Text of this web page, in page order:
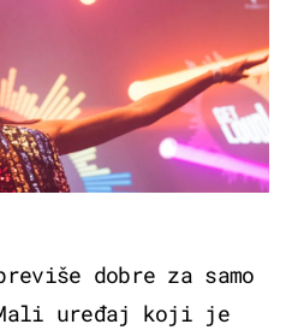
dobre za samo
uređaj koji je